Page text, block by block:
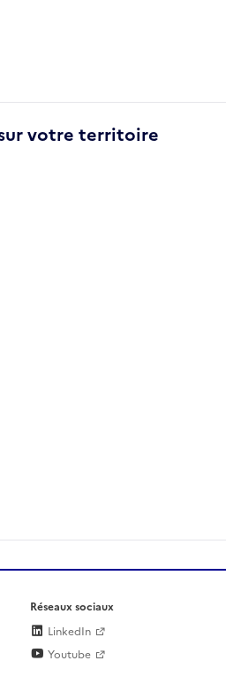
votre territoire
Réseaux sociaux
LinkedIn
Youtube